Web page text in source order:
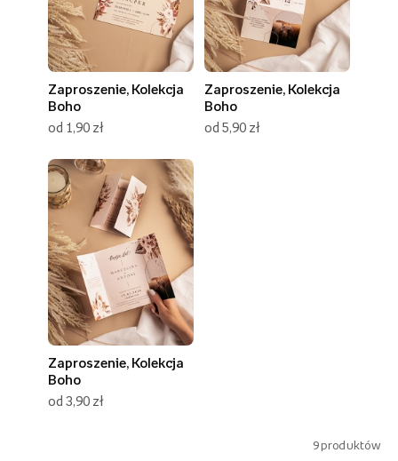
Zaproszenie, Kolekcja
Boho
od 1,90 zł
Zaproszenie, Kolekcja
Boho
od 5,90 zł
Zaproszenie, Kolekcja
Boho
od 3,90 zł
9produktów